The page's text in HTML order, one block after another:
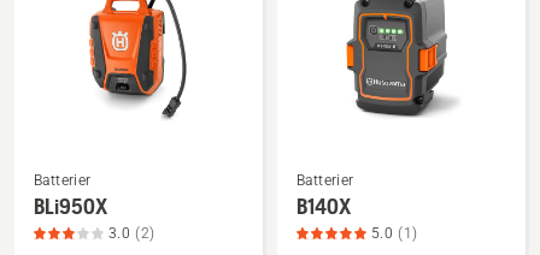
produktbetyg
Se
mer
information
Batterier
BLi950X
3.0 (2)
Se
mer
information
Batterier
B140X
5.0 (1)